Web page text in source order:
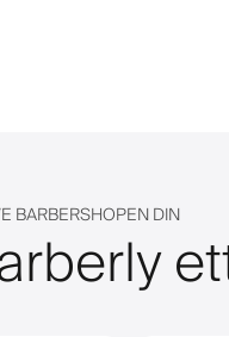
BARBERSHOPEN DIN